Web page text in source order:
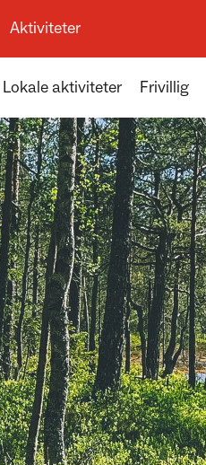
Aktiviteter
Lokale aktiviteter Frivillig